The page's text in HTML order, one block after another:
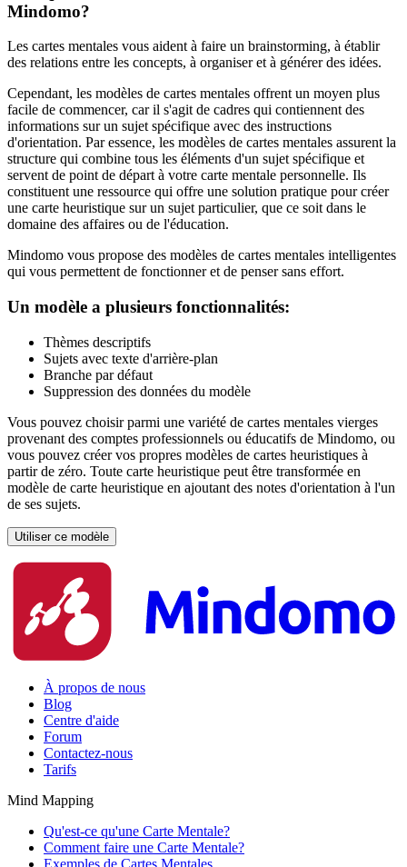
Mindomo?
Les cartes mentales vous aident à faire un brainstorming, à établir
des relations entre les concepts, à organiser et à générer des idées.
Cependant, les modèles de cartes mentales offrent un moyen plus
facile de commencer, car il s'agit de cadres qui contiennent des
informations sur un sujet spécifique avec des instructions
d'orientation. Par essence, les modèles de cartes mentales assurent la
structure qui combine tous les éléments d'un sujet spécifique et
servent de point de départ à votre carte mentale personnelle. Ils
constituent une ressource qui offre une solution pratique pour créer
une carte heuristique sur un sujet particulier, que ce soit dans le
domaine des affaires ou de l'éducation.
Mindomo vous propose des modèles de cartes mentales intelligentes
qui vous permettent de fonctionner et de penser sans effort.
Un modèle a plusieurs fonctionnalités:
Thèmes descriptifs
Sujets avec texte d'arrière-plan
Branche par défaut
Suppression des données du modèle
Vous pouvez choisir parmi une variété de cartes mentales vierges
provenant des comptes professionnels ou éducatifs de Mindomo, ou
vous pouvez créer vos propres modèles de cartes heuristiques à
partir de zéro. Toute carte heuristique peut être transformée en
modèle de carte heuristique en ajoutant des notes d'orientation à l'un
de ses sujets.
Utiliser ce modèle
À propos de nous
Blog
Centre d'aide
Forum
Contactez-nous
Tarifs
Mind Mapping
Qu'est-ce qu'une Carte Mentale?
Comment faire une Carte Mentale?
Exemples de Cartes Mentales